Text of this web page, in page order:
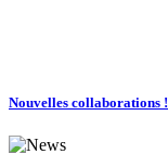
Nouvelles collaborations !